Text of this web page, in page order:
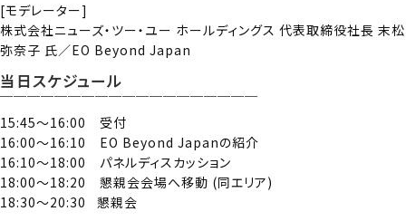
[モデレーター]
株式会社ニューズ・ツー・ユー ホールディングス 代表取締役社長 末松
弥奈子 氏／EO Beyond Japan
当日スケジュール
￣￣￣￣￣￣￣￣￣￣￣￣￣￣￣￣￣￣￣
15:45～16:00 受付
16:00～16:10 EO Beyond Japanの紹介
16:10～18:00 パネルディスカッション
18:00～18:20 懇親会会場へ移動 (同エリア)
18:30～20:30 懇親会